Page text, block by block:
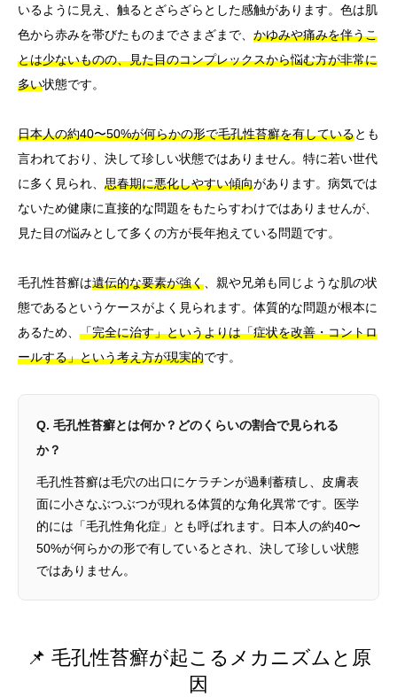
いるように見え、触るとざらざらとした感触があります。色は肌
色から赤みを帯びたものまでさまざまで、 かゆみや痛みを伴うこ
とは少ないものの、見た目のコンプレックスから悩む方が非常に
多い状態です。
日本人の約40〜50%が何らかの形で毛孔性苔癬を有しているとも
言われており、決して珍しい状態ではありません。特に若い世代
に多く見られ、 思春期に悪化しやすい傾向があります。病気では
ないため健康に直接的な問題をもたらすわけではありませんが、
見た目の悩みとして多くの方が長年抱えている問題です。
毛孔性苔癬は遺伝的な要素が強く 、親や兄弟も同じような肌の状
態であるというケースがよく見られます。体質的な問題が根本に
あるため、 「完全に治す」というよりは「症状を改善・コントロ
ールする」という考え方が現実的です。
Q. 毛孔性苔癬とは何か？どのくらいの割合で見られる
か？
毛孔性苔癬は毛穴の出口にケラチンが過剰蓄積し、皮膚表
面に小さなぶつぶつが現れる体質的な角化異常です。医学
的には「毛孔性角化症」とも呼ばれます。日本人の約40〜
50%が何らかの形で有しているとされ、決して珍しい状態
ではありません。
📌 毛孔性苔癬が起こるメカニズムと原
因